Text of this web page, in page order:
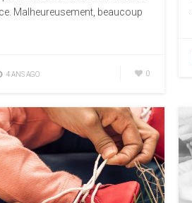
Malheureusement, beaucoup
4 ANS AGO 0